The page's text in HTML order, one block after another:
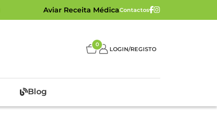
Aviar Receita MédicaContactos
0
LOGIN/REGISTO
Blog